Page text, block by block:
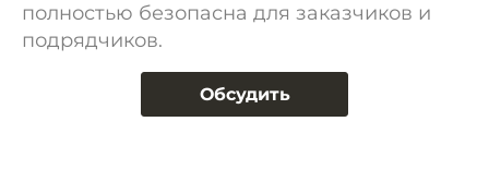
полностью безопасна для заказчиков и
подрядчиков.
Обсудить